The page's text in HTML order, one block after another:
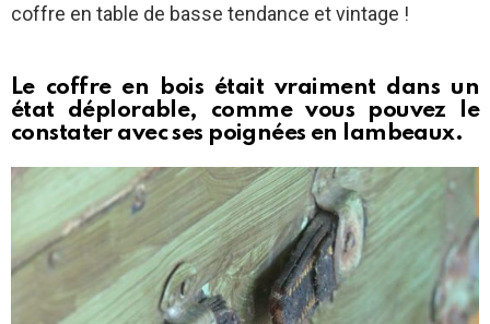
coffre en table de basse tendance et vintage !
Le coffre en bois était vraiment dans un
état déplorable, comme vous pouvez le
constater avec ses poignées en lambeaux.